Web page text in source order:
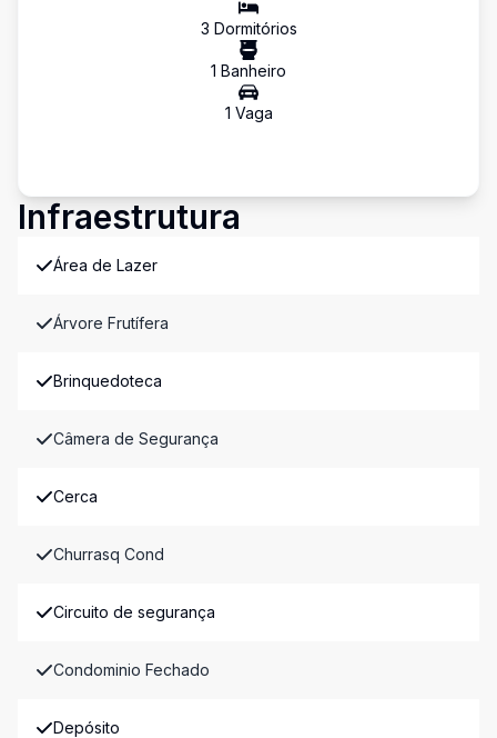
3 Dormitórios
1 Banheiro
1 Vaga
Infraestrutura
Área de Lazer
Árvore Frutífera
Brinquedoteca
Câmera de Segurança
Cerca
Churrasq Cond
Circuito de segurança
Condominio Fechado
Depósito